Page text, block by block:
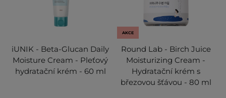
iUNIK - Beta-Glucan Daily
Moisture Cream - Pleťový
hydratační krém - 60 ml
AKCE
Round Lab - Birch Juice
Moisturizing Cream -
Hydratační krém s
březovou šťávou - 80 ml